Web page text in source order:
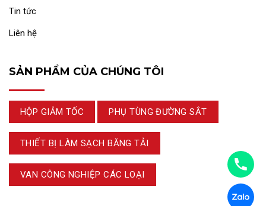
Tin tức
Liên hệ
SẢN PHẨM CỦA CHÚNG TÔI
HỘP GIẢM TỐC PHỤ TÙNG ĐƯỜNG SẮT
THIẾT BỊ LÀM SẠCH BĂNG TẢI
VAN CÔNG NGHIỆP CÁC LOẠI